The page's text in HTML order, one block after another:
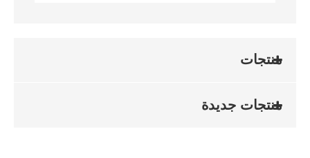
منتجات
منتجات جديدة